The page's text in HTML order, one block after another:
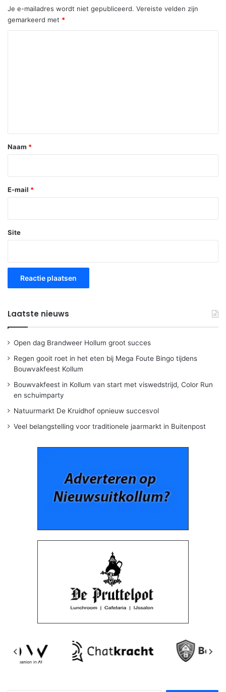
Je e-mailadres wordt niet gepubliceerd. Vereiste velden zijn
gemarkeerd met *
*
Naam *
E-mail *
Site
Laatste nieuws
Open dag Brandweer Hollum groot succes
Regen gooit roet in het eten bij Mega Foute Bingo tijdens
Bouwvakfeest Kollum
Bouwvakfeest in Kollum van start met viswedstrijd, Color Run
en schuimparty
Natuurmarkt De Kruidhof opnieuw succesvol
Veel belangstelling voor traditionele jaarmarkt in Buitenpost